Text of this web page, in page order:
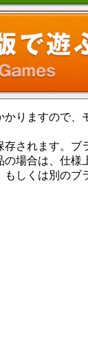
かりますので
されます。
場合は、仕
しくは別のブ